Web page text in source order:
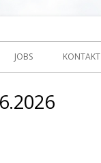
Zum
Inhalt
JOBS KONTAKT